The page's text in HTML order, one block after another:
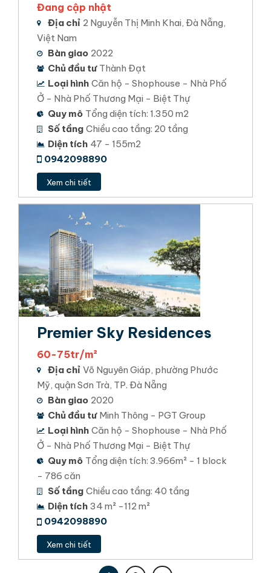
Đang cập nhật
Địa chỉ 2 Nguyễn Thị Minh Khai, Đà Nẵng,
Việt Nam
Bàn giao 2022
Chủ đầu tư Thành Đạt
Loại hình Căn hộ - Shophouse - Nhà Phố
Ở - Nhà Phố Thương Mại - Biệt Thự
Quy mô Tổng diện tích: 1.350 m2
Số tầng Chiều cao tầng: 20 tầng
Diện tích 47 - 155m2
0942098890
Xem chi tiết
Premier Sky Residences
60-75tr/m²
Địa chỉ Võ Nguyên Giáp, phường Phước
Mỹ, quận Sơn Trà, TP. Đà Nẵng
Bàn giao 2020
Chủ đầu tư Minh Thông - PGT Group
Loại hình Căn hộ - Shophouse - Nhà Phố
Ở - Nhà Phố Thương Mại - Biệt Thự
Quy mô Tổng diện tích: 3.966m² - 1 block
- 786 căn
Số tầng Chiều cao tầng: 40 tầng
Diện tích 34 m² -112 m²
0942098890
Xem chi tiết